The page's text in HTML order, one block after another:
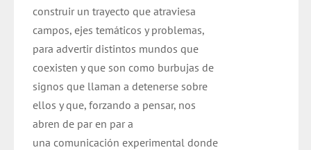
construir un trayecto que atraviesa
campos, ejes temáticos y problemas,
para advertir distintos mundos que
coexisten y que son como burbujas de
signos que llaman a detenerse sobre
ellos y que, forzando a pensar, nos
abren de par en par a
una comunicación experimental donde